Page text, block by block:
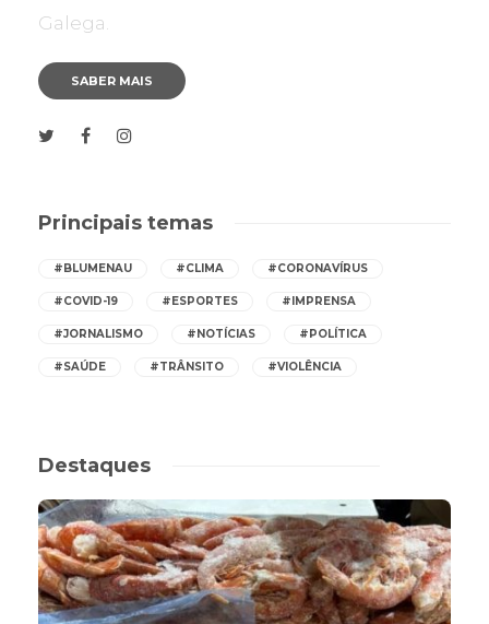
Galega.
SABER MAIS
Principais temas
#BLUMENAU #CLIMA #CORONAVÍRUS
#COVID-19 #ESPORTES #IMPRENSA
#JORNALISMO #NOTÍCIAS #POLÍTICA
#SAÚDE #TRÂNSITO #VIOLÊNCIA
Destaques